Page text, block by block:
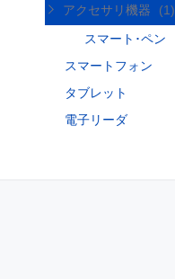
アクセサリ機器
(1)
スマート･ペン
スマートフォン
タブレット
電子リーダ